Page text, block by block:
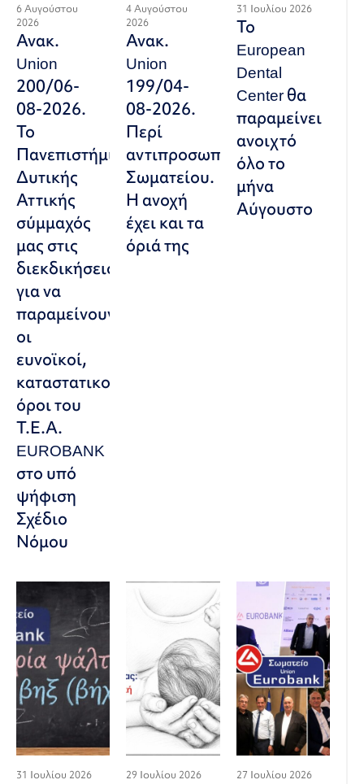
6 Αυγούστου
2026
Ανακ.
Union
200/06-
08-2026.
Το
Πανεπιστήμιο
Δυτικής
Αττικής
σύμμαχός
μας στις
διεκδικήσεις,
για να
παραμείνουν
οι
ευνοϊκοί,
καταστατικοί
όροι του
Τ.Ε.Α.
EUROBANK
στο υπό
ψήφιση
Σχέδιο
Νόμου
4 Αυγούστου
2026
Ανακ.
Union
199/04-
08-2026.
Περί
αντιπροσωπευτικού
Σωματείου.
Η ανοχή
έχει και τα
όριά της
31 Ιουλίου 2026
Το
European
Dental
Center θα
παραμείνει
ανοιχτό
όλο το
μήνα
Αύγουστο
31 Ιουλίου 2026 29 Ιουλίου 2026 27 Ιουλίου 2026